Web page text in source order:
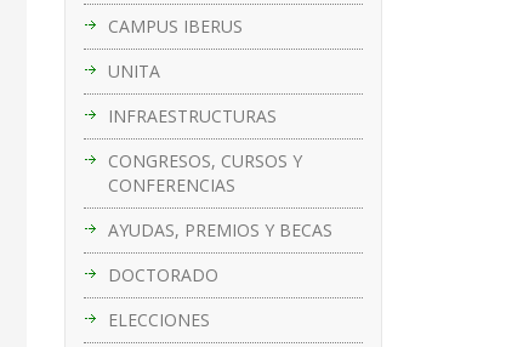
CAMPUS IBERUS
UNITA
INFRAESTRUCTURAS
CONGRESOS, CURSOS Y
CONFERENCIAS
AYUDAS, PREMIOS Y BECAS
DOCTORADO
ELECCIONES